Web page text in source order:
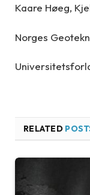
Kaare Høeg,
Norges
RELATED